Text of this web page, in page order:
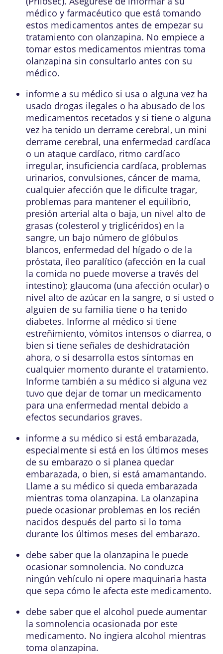
médico y farmacéutico que está tomando
estos medicamentos antes de empezar su
tratamiento con olanzapina. No empiece a
tomar estos medicamentos mientras toma
olanzapina sin consultarlo antes con su
médico.
informe a su médico si usa o alguna vez ha
usado drogas ilegales o ha abusado de los
medicamentos recetados y si tiene o alguna
vez ha tenido un derrame cerebral, un mini
derrame cerebral, una enfermedad cardíaca
o un ataque cardíaco, ritmo cardíaco
irregular, insuficiencia cardíaca, problemas
urinarios, convulsiones, cáncer de mama,
cualquier afección que le dificulte tragar,
problemas para mantener el equilibrio,
presión arterial alta o baja, un nivel alto de
grasas (colesterol y triglicéridos) en la
sangre, un bajo número de glóbulos
blancos, enfermedad del hígado o de la
próstata, íleo paralítico (afección en la cual
la comida no puede moverse a través del
intestino); glaucoma (una afección ocular) o
nivel alto de azúcar en la sangre, o si usted o
alguien de su familia tiene o ha tenido
diabetes. Informe al médico si tiene
estreñimiento, vómitos intensos o diarrea, o
bien si tiene señales de deshidratación
ahora, o si desarrolla estos síntomas en
cualquier momento durante el tratamiento.
Informe también a su médico si alguna vez
tuvo que dejar de tomar un medicamento
para una enfermedad mental debido a
efectos secundarios graves.
informe a su médico si está embarazada,
especialmente si está en los últimos meses
de su embarazo o si planea quedar
embarazada, o bien, si está amamantando.
Llame a su médico si queda embarazada
mientras toma olanzapina. La olanzapina
puede ocasionar problemas en los recién
nacidos después del parto si lo toma
durante los últimos meses del embarazo.
debe saber que la olanzapina le puede
ocasionar somnolencia. No conduzca
ningún vehículo ni opere maquinaria hasta
que sepa cómo le afecta este medicamento.
debe saber que el alcohol puede aumentar
la somnolencia ocasionada por este
medicamento. No ingiera alcohol mientras
toma olanzapina.